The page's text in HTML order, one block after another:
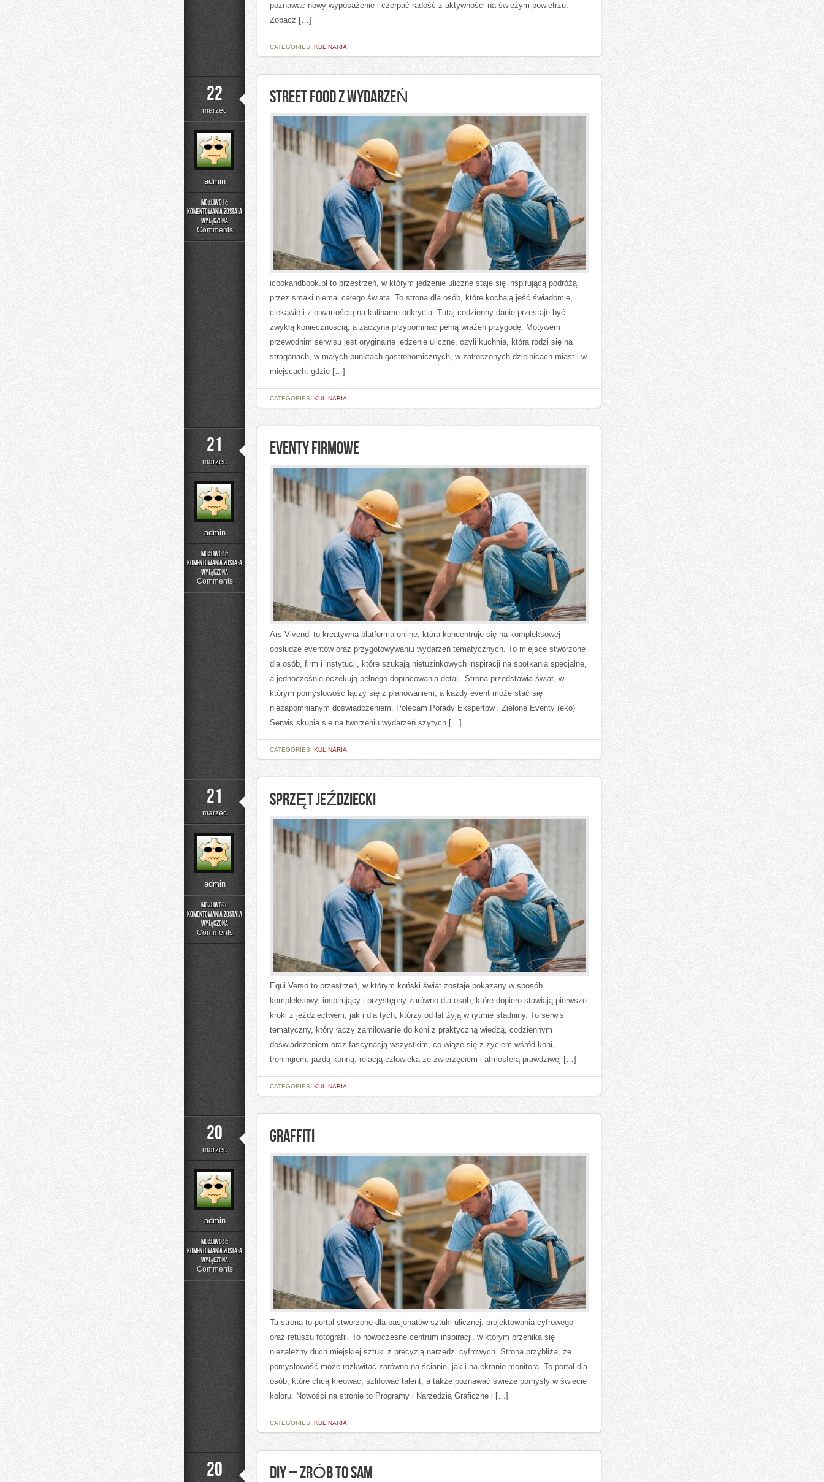
poznawać nowy wyposażenie i czerpać radość z aktywności na świeżym powietrzu.
Zobacz […]
CATEGORIES: KULINARIA
22
marzec
admin
Możliwość
komentowania
z
została
wyłączona
Comments
STREET FOOD Z WYDARZEŃ
icookandbook.pl to przestrzeń, w którym jedzenie uliczne staje się inspirującą podróżą
przez smaki niemal całego świata. To strona dla osób, które kochają jeść świadomie,
ciekawie i z otwartością na kulinarne odkrycia. Tutaj codzienny danie przestaje być
zwykłą koniecznością, a zaczyna przypominać pełną wrażeń przygodę. Motywem
przewodnim serwisu jest oryginalne jedzenie uliczne, czyli kuchnia, która rodzi się na
straganach, w małych punktach gastronomicznych, w zatłoczonych dzielnicach miast i w
miejscach, gdzie […]
CATEGORIES: KULINARIA
21
marzec
admin
Możliwość
komentowania
Firmowe
została
wyłączona
Comments
EVENTY FIRMOWE
Ars Vivendi to kreatywna platforma online, która koncentruje się na kompleksowej
obsłudze eventów oraz przygotowywaniu wydarzeń tematycznych. To miejsce stworzone
dla osób, firm i instytucji, które szukają nietuzinkowych inspiracji na spotkania specjalne,
a jednocześnie oczekują pełnego dopracowania detali. Strona przedstawia świat, w
którym pomysłowość łączy się z planowaniem, a każdy event może stać się
niezapomnianym doświadczeniem. Polecam Porady Ekspertów i Zielone Eventy (eko)
Serwis skupia się na tworzeniu wydarzeń szytych […]
CATEGORIES: KULINARIA
21
marzec
admin
Możliwość
komentowania
Jeździecki
została
wyłączona
Comments
SPRZĘT JEŹDZIECKI
Equi Verso to przestrzeń, w którym koński świat zostaje pokazany w sposób
kompleksowy, inspirujący i przystępny zarówno dla osób, które dopiero stawiają pierwsze
kroki z jeździectwem, jak i dla tych, którzy od lat żyją w rytmie stadniny. To serwis
tematyczny, który łączy zamiłowanie do koni z praktyczną wiedzą, codziennym
doświadczeniem oraz fascynacją wszystkim, co wiąże się z życiem wśród koni,
treningiem, jazdą konną, relacją człowieka ze zwierzęciem i atmosferą prawdziwej […]
CATEGORIES: KULINARIA
20
marzec
admin
Możliwość
komentowania
Graffiti
została
wyłączona
Comments
GRAFFITI
Ta strona to portal stworzone dla pasjonatów sztuki ulicznej, projektowania cyfrowego
oraz retuszu fotografii. To nowoczesne centrum inspiracji, w którym przenika się
niezależny duch miejskiej sztuki z precyzją narzędzi cyfrowych. Strona przybliża, że
pomysłowość może rozkwitać zarówno na ścianie, jak i na ekranie monitora. To portal dla
osób, które chcą kreować, szlifować talent, a także poznawać świeże pomysły w świecie
koloru. Nowości na stronie to Programy i Narzędzia Graficzne i […]
CATEGORIES: KULINARIA
20 DIY – ZRÓB TO SAM